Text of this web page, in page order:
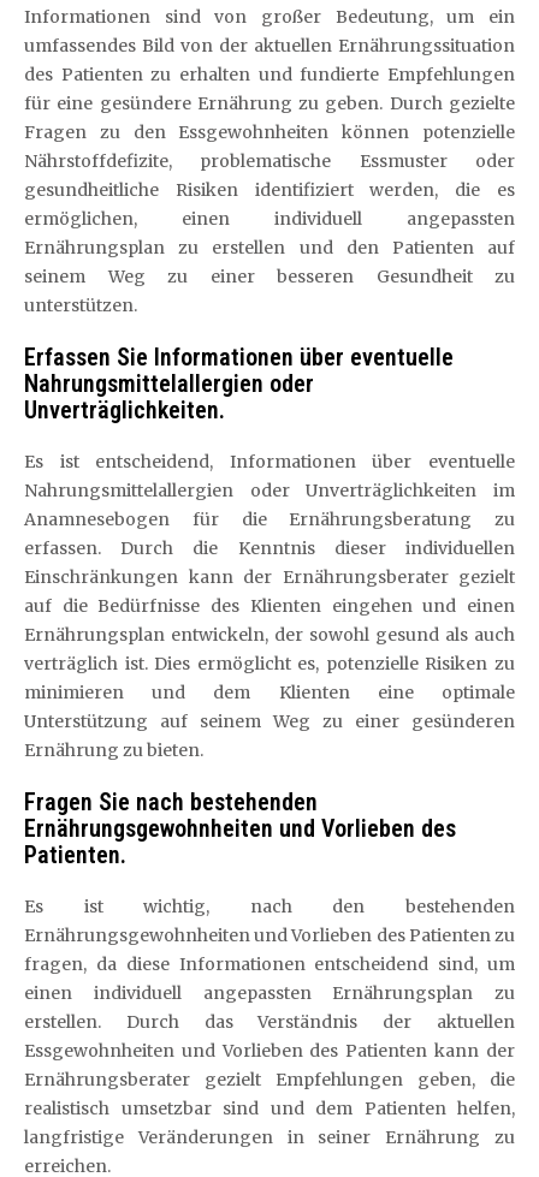
Informationen sind von großer Bedeutung, um ein
umfassendes Bild von der aktuellen Ernährungssituation
des Patienten zu erhalten und fundierte Empfehlungen
für eine gesündere Ernährung zu geben. Durch gezielte
Fragen zu den Essgewohnheiten können potenzielle
Nährstoffdefizite, problematische Essmuster oder
gesundheitliche Risiken identifiziert werden, die es
ermöglichen, einen individuell angepassten
Ernährungsplan zu erstellen und den Patienten auf
seinem Weg zu einer besseren Gesundheit zu
unterstützen.
Erfassen Sie Informationen über eventuelle
Nahrungsmittelallergien oder
Unverträglichkeiten.
Es ist entscheidend, Informationen über eventuelle
Nahrungsmittelallergien oder Unverträglichkeiten im
Anamnesebogen für die Ernährungsberatung zu
erfassen. Durch die Kenntnis dieser individuellen
Einschränkungen kann der Ernährungsberater gezielt
auf die Bedürfnisse des Klienten eingehen und einen
Ernährungsplan entwickeln, der sowohl gesund als auch
verträglich ist. Dies ermöglicht es, potenzielle Risiken zu
minimieren und dem Klienten eine optimale
Unterstützung auf seinem Weg zu einer gesünderen
Ernährung zu bieten.
Fragen Sie nach bestehenden
Ernährungsgewohnheiten und Vorlieben des
Patienten.
Es ist wichtig, nach den bestehenden
Ernährungsgewohnheiten und Vorlieben des Patienten zu
fragen, da diese Informationen entscheidend sind, um
einen individuell angepassten Ernährungsplan zu
erstellen. Durch das Verständnis der aktuellen
Essgewohnheiten und Vorlieben des Patienten kann der
Ernährungsberater gezielt Empfehlungen geben, die
realistisch umsetzbar sind und dem Patienten helfen,
langfristige Veränderungen in seiner Ernährung zu
erreichen.